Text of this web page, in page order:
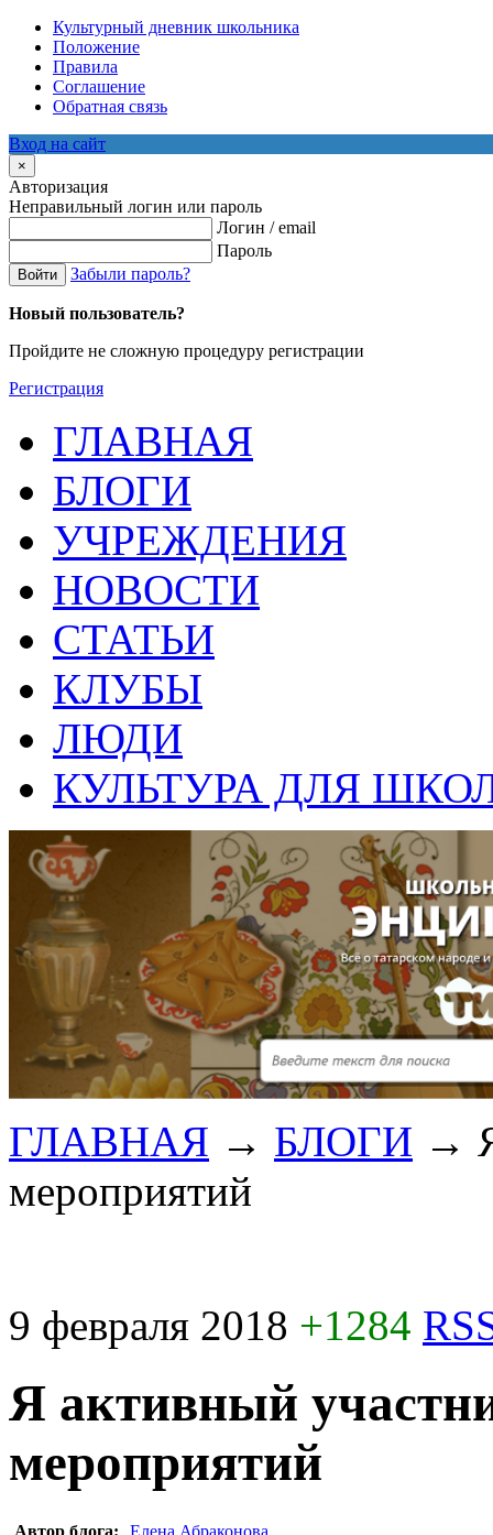
Культурный дневник школьника
Положение
Правила
Соглашение
Обратная связь
Вход на сайт
×
Авторизация
Неправильный логин или пароль
Логин / email
Пароль
Войти Забыли пароль?
Новый пользователь?
Пройдите не сложную процедуру регистрации
Регистрация
ГЛАВНАЯ
БЛОГИ
УЧРЕЖДЕНИЯ
НОВОСТИ
СТАТЬИ
КЛУБЫ
ЛЮДИ
КУЛЬТУРА ДЛЯ
ГЛАВНАЯ → БЛОГИ →
мероприятий
9 февраля 2018 +1284
Я активный
мероприятий
Автор блога:
Елена Абраконова